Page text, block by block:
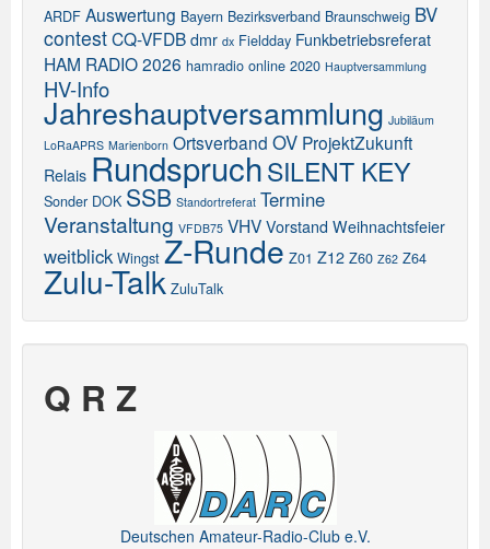
ARDF Auswertung Bayern Bezirksverband Braunschweig BV
contestCQ-VFDB dmr dx Fieldday Funkbetriebsreferat
HAM RADIO 2026 hamradio online 2020 Hauptversammlung
HV-Info
Jahreshauptversammlung Jubiläum
LoRaAPRS Marienborn Ortsverband OV ProjektZukunft
Relais RundspruchSILENT KEY
Sonder DOK SSB Standortreferat Termine
Veranstaltung VFDB75 VHV Vorstand Weihnachtsfeier
weitblick Wingst Z-Runde Z01 Z12 Z60 Z62 Z64
Zulu-Talk ZuluTalk
Q R Z
Deutschen Amateur-Radio-Club e.V.